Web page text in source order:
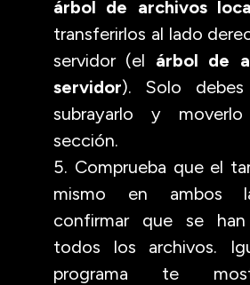
árbol de archivos
transferirlos al lado
servidor (el árbol de
servidor). Solo
subrayarlo y
sección.
5. Comprueba que el
mismo en ambos
confirmar que se han
todos los archivos.
programa te